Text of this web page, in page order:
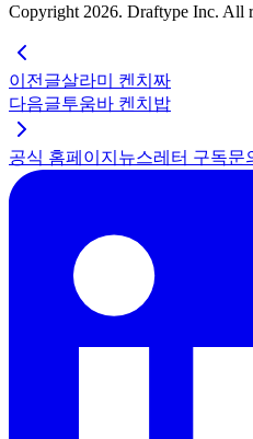
Copyright 2026. Draftype Inc. All
이전글살라미 켄치짜
다음글투움바 켄치밥
공식 홈페이지 뉴스레터 구독문